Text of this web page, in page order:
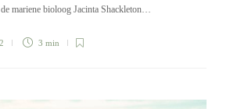
mariene bioloog Jacinta Shackleton…
3 min